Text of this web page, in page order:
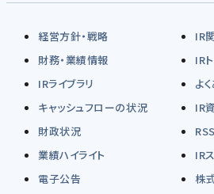
経営方針・戦略
IR
財務・業績情報
IR
IRライブラリ
よ
キャッシュフローの状況
IR
財政状況
業績ハイライト
IR
電子公告
株